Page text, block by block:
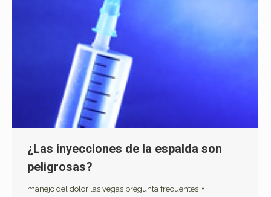
¿Las inyecciones de la espalda son
peligrosas?
manejo del dolor las vegas pregunta frecuentes